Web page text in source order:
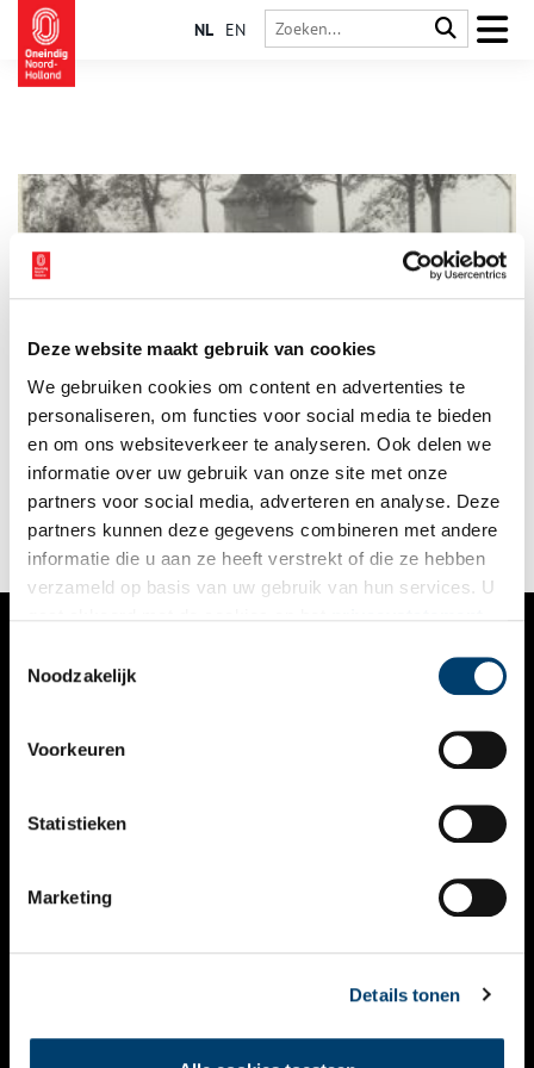
Deze website maakt gebruik van cookies
We gebruiken cookies om content en advertenties te
personaliseren, om functies voor social media te bieden
en om ons websiteverkeer te analyseren. Ook delen we
informatie over uw gebruik van onze site met onze
partners voor social media, adverteren en analyse. Deze
partners kunnen deze gegevens combineren met andere
informatie die u aan ze heeft verstrekt of die ze hebben
verzameld op basis van uw gebruik van hun services. U
Noodzakelijk
Voorkeuren
Statistieken
Marketing
Details tonen
NL EN
De Boerenboom is de meest nabij gelegen waterpoort ten
noorden van de Koepoort, waar de Noorder-Boerenvaart en de
Burgwal samenkomen. Dit is een van de twee overgebleven
waterpoorten van de oude vestingwal uit 1600.
VERHALEN
KALENDER
THEMA’S
VIDEO’S
CONTACT